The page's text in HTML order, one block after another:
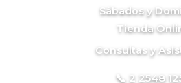
Sábados y
Tienda
Consultas y
📞 2 2548